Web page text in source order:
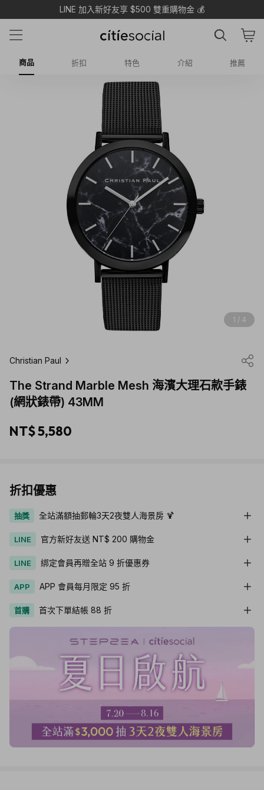
LINE 加入新好友享 $500 雙重購物金 💰
商品 折扣 特色 介紹 推薦
1 / 4
Christian Paul
The Strand Marble Mesh 海濱大理石款手錶
(網狀錶帶) 43MM
NT$ 5,580
折扣優惠
抽獎 全站滿額抽郵輪3天2夜雙人海景房 🍹
LINE 官方新好友送 NT$ 200 購物金
LINE 綁定會員再贈全站 9 折優惠券
APP APP 會員每月限定 95 折
首購 首次下單結帳 88 折